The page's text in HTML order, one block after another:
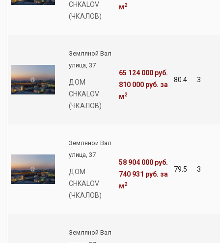
CHKALOV
(ЧКАЛОВ)
м2
Земляной Вал
улица, 37
ДОМ
CHKALOV
(ЧКАЛОВ)
65 124 000 руб.
810 000 руб. за
м2
80.4 3
Земляной Вал
улица, 37
ДОМ
CHKALOV
(ЧКАЛОВ)
58 904 000 руб.
740 931 руб. за
м2
79.5 3
Земляной Вал